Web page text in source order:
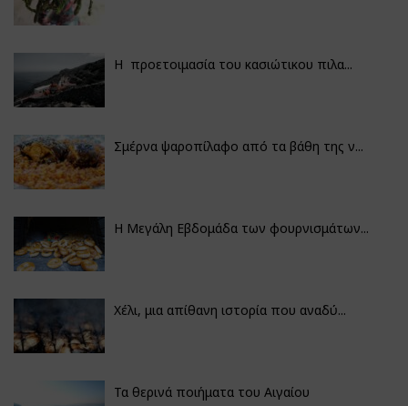
Η προετοιμασία του κασιώτικου πιλα...
Σμέρνα ψαροπίλαφο από τα βάθη της ν...
Η Μεγάλη Εβδομάδα των φουρνισμάτων...
Χέλι, μια απίθανη ιστορία που αναδύ...
Τα θερινά ποιήματα του Αιγαίου